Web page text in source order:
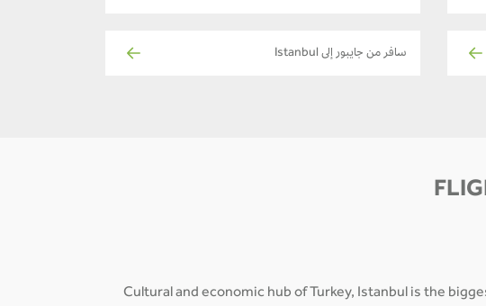
سافر من جايبور إلى Istanbul
Cultural and economic hub of Turkey, Istanbul is the